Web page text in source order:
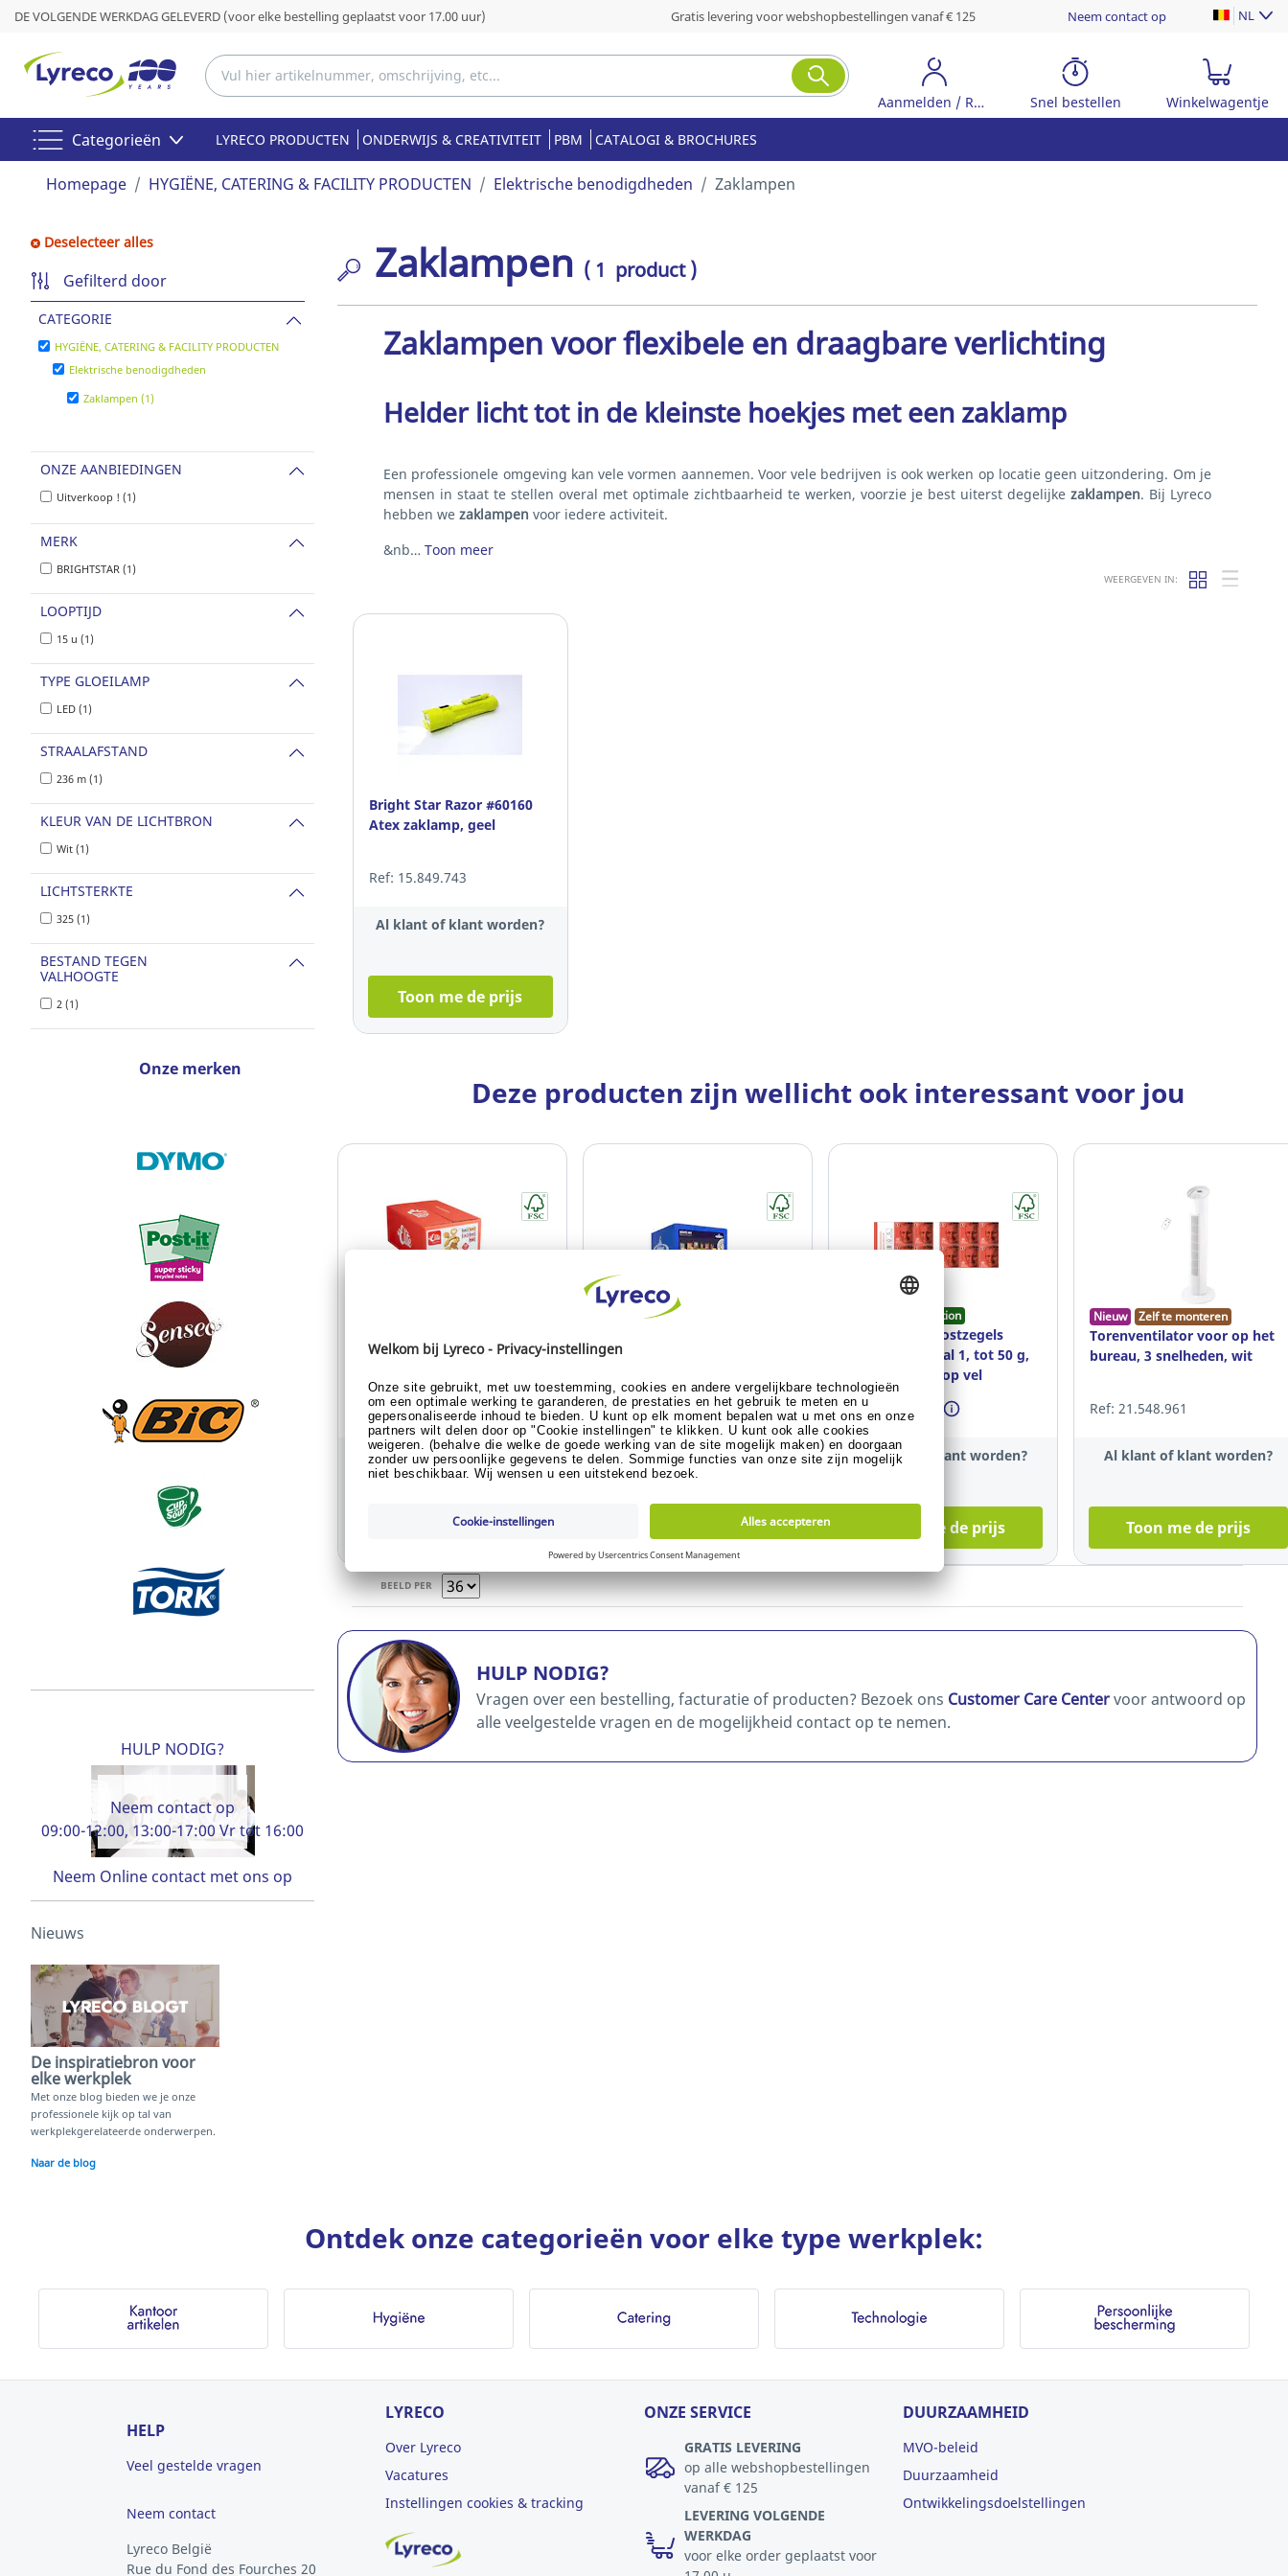
DE VOLGENDE WERKDAG GELEVERD (voor elke bestelling geplaatst voor 17.00 uur) Gratis levering voor webshopbestellingen vanaf € 125 Neem contact op NL
Aanmelden / Registreer Snel bestellen Winkelwagentje
Categorieën LYRECO PRODUCTEN ONDERWIJS & CREATIVITEIT PBM CATALOGI & BROCHURES
Homepage HYGIËNE, CATERING & FACILITY PRODUCTEN Elektrische benodigdheden Zaklampen
Deselecteer alles
Gefilterd door
CATEGORIE
HYGIËNE, CATERING & FACILITY PRODUCTEN
Elektrische benodigdheden
Zaklampen (1)
ONZE AANBIEDINGEN
Uitverkoop ! (1)
MERK
BRIGHTSTAR (1)
LOOPTIJD
15 u (1)
TYPE GLOEILAMP
LED (1)
STRAALAFSTAND
236 m (1)
KLEUR VAN DE LICHTBRON
Wit (1)
LICHTSTERKTE
325 (1)
BESTAND TEGEN
VALHOOGTE
2 (1)
Onze merken
HULP NODIG?
Neem contact op
09:00-12:00, 13:00-17:00 Vr tot 16:00
Neem Online contact met ons op
Nieuws
De inspiratiebron voor
elke werkplek
Met onze blog bieden we je onze
professionele kijk op tal van
werkplekgerelateerde onderwerpen.
Naar de blog
Zaklampen ( 1 product )
Zaklampen voor flexibele en draagbare verlichting
Helder licht tot in de kleinste hoekjes met een zaklamp
Een professionele omgeving kan vele vormen aannemen. Voor vele bedrijven is ook werken op locatie geen uitzondering. Om je
mensen in staat te stellen overal met optimale zichtbaarheid te werken, voorzie je best uiterst degelijke zaklampen. Bij Lyreco
hebben we zaklampen voor iedere activiteit.
&nb… Toon meer
WEERGEVEN IN:
Bright Star Razor #60160
Atex zaklamp, geel
Ref: 15.849.743
Al klant of klant worden?
Toon me de prijs
Deze producten zijn wellicht ook interessant voor jou
chocolade fantastic, doos
Ref: 20.465.535
Al klant of klant worden?
Toon me de prijs
Sustainable selection
variëiteiten, doos van 150
Ref: 7.404.913
Al klant of klant worden?
Toon me de prijs
Sustainable selection
Zelfklevende postzegels
België, nationaal 1, tot 50 g,
per 100 zegels op vel
Ref: 5.307.765
Al klant of klant worden?
Toon me de prijs
Nieuw Zelf te monteren
Torenventilator voor op het
bureau, 3 snelheden, wit
Ref: 21.548.961
Al klant of klant worden?
Toon me de prijs
BEELD PER
HULP NODIG?
Vragen over een bestelling, facturatie of producten? Bezoek ons Customer Care Centervoor antwoord op
alle veelgestelde vragen en de mogelijkheid contact op te nemen.
Ontdek onze categorieën voor elke type werkplek:
HELP
Veel gestelde vragen
Neem contact
Lyreco België
Rue du Fond des Fourches 20
LYRECO
Over Lyreco
Vacatures
Instellingen cookies & tracking
ONZE SERVICE
GRATIS LEVERING
op alle webshopbestellingen
vanaf € 125
LEVERING VOLGENDE
WERKDAG
voor elke order geplaatst voor
DUURZAAMHEID
MVO-beleid
Duurzaamheid
Ontwikkelingsdoelstellingen